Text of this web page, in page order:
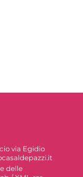
via Egidio
delle